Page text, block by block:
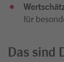
für
Das sind